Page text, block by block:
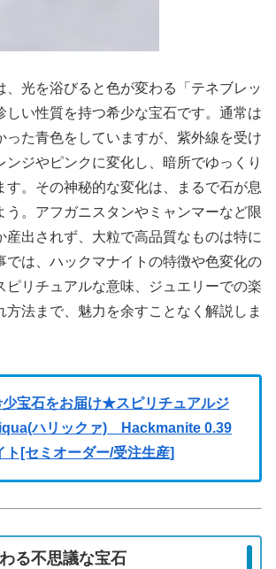
、光を浴びると色が変わる「テネブレッ
しい性質を持つ希少な宝石です。通常は
った青色をしていますが、紫外線を受け
ンジやピンクに変化し、暗所でゆっくり
す。その神秘的な変化は、まるで石が息
う。アフガニスタンやミャンマーなど限
産出されず、大粒で高品質なものは特に
では、ハックマナイトの特徴や色変化の
ピリチュアルな意味、ジュエリーでの楽
方法まで、魅力を余すことなく解説しま
少宝石をお届け★スピリチュアルジ
ハリックァ) Hackmanite 0.39
ト[セミオーダー/受注生産]
る不思議な宝石